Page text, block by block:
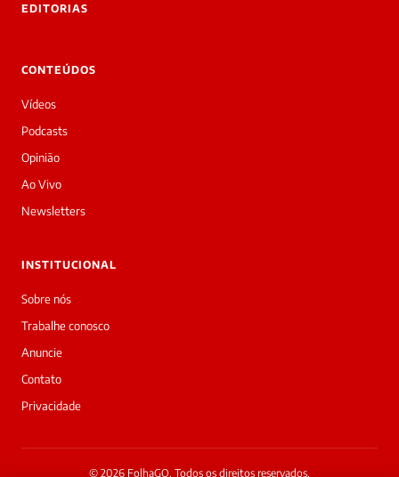
Boa
tarde!
Sou
a
daqui
do
Prime.
Redação
acabou
de
cobrir
essa
matéria
—
e
já
EDITORIAS
CONTEÚDOS
Vídeos
Podcasts
Opinião
Ao Vivo
Newsletters
INSTITUCIONAL
Sobre nós
Trabalhe conosco
Anuncie
Contato
Privacidade
© 2026 FolhaGO. Todos os direitos reservados.